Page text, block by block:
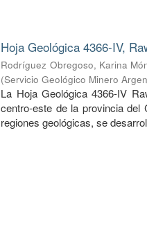
Hoja Geológica 4366-IV,
Rodríguez Obregoso, Karina
(Servicio Geológico Minero
La Hoja Geológica 4366-IV
centro-este de la provincia del
regiones geológicas, se